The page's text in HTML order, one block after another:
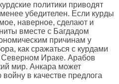
политики приводят
убедителен. Если курды
наверное, сделают и
вместе с Багдадом
причинам у
как сражаться с курдами
Ираке. Арабов
мир. Анкара может
в качестве предлога